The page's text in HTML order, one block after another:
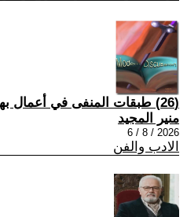
(26) طبقات المنفى في أعمال بهرم حاجو
منير المجيد
2026 / 8 / 6
الادب والفن